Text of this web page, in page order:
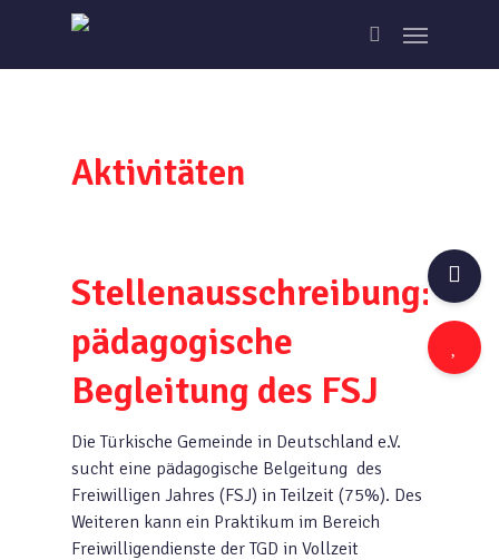
main
search
Menu
Aktivitäten
Stellenausschreibung:
pädagogische
Begleitung des FSJ
Die Türkische Gemeinde in Deutschland e.V.
sucht eine pädagogische Belgeitung des
Freiwilligen Jahres (FSJ) in Teilzeit (75%). Des
Weiteren kann ein Praktikum im Bereich
Freiwilligendienste der TGD in Vollzeit